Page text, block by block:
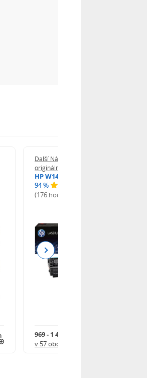
Další Náplně a tonery -
originální
HP W1420A - originální
94 %
(176 hodnocení)
969 - 1 490 Kč
v 57 obchodech
Next